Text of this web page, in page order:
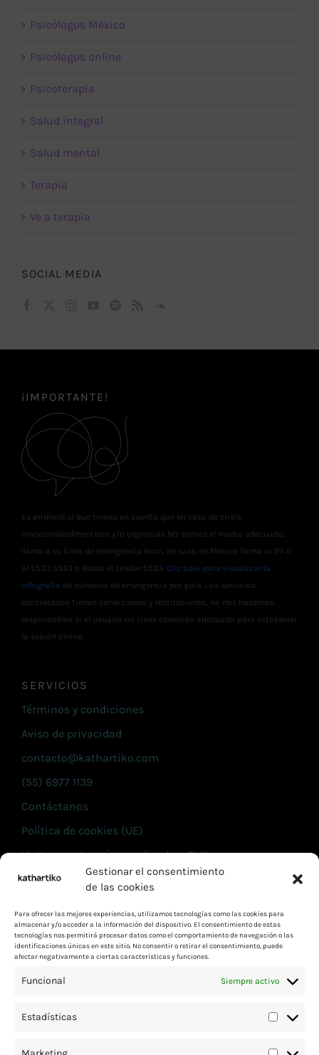
Gestionar el consentimiento
de las cookies
Para ofrecer las mejores experiencias, utilizamos tecnologías como las cookies para
almacenar y/o acceder a la información del dispositivo. El consentimiento de estas
tecnologías nos permitirá procesar datos como el comportamiento de navegación o las
identificaciones únicas en este sitio. No consentir o retirar el consentimiento, puede
afectar negativamente a ciertas características y funciones.
Funcional Siempre activo
Estadísticas
Psicólogos México
Psicólogos online
Psicoterapia
Salud integral
Salud mental
Terapia
Ve a terapia
SOCIAL MEDIA
¡IMPORTANTE!
Es primordial que tomes en cuenta que en caso de crisis
emocionales|mentales y/o urgencias NO somos el medio adecuado,
llama a tu línea de emergencia local, en caso de México llama al 911 o
al 5533 5533 o desde el celular 5533. Clic aquí para visualizar la
infografía de números de emergencia por país. Los servicios
contratados tienen condiciones y restricciones, no nos hacemos
responsables si el usuario no tiene conexión adecuada para establecer
la sesión online.
SERVICIOS
Términos y condiciones
Aviso de privacidad
contacto@kathartiko.com
(55) 6977 1139
Contáctanos
Política de cookies (UE)
Visita nuestra página oficial en CLIP
INFORMACIÓN
Términos y condiciones
Aviso de privacidad
contacto@kathartiko.com
Contáctanos